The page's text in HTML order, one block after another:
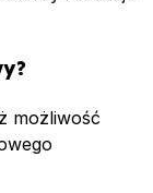
możliwość